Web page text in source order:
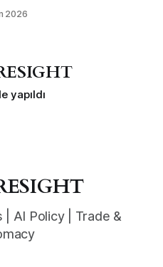
ederek.
2026
yapıldı
AI Policy | Trade &